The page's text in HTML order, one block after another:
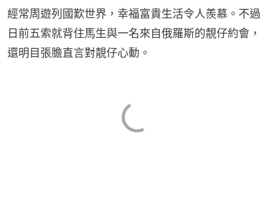
經常周遊列國歎世界，幸福富貴生活令人羨慕。不過
日前五索就背住馬生與一名來自俄羅斯的靚仔約會，
還明目張膽直言對靚仔心動。